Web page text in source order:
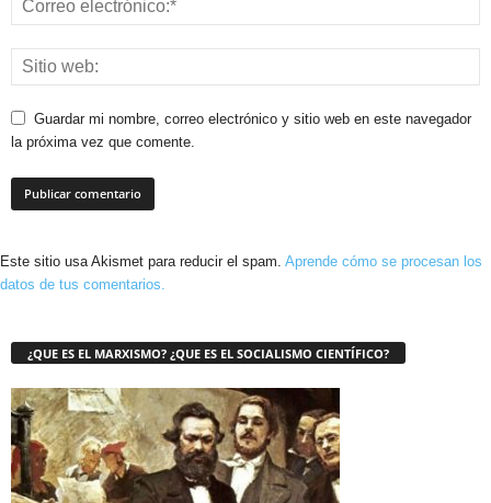
Guardar mi nombre, correo electrónico y sitio web en este navegador
la próxima vez que comente.
Este sitio usa Akismet para reducir el spam. Aprende cómo se procesan los
datos de tus comentarios.
¿QUE ES EL MARXISMO? ¿QUE ES EL SOCIALISMO CIENTÍFICO?